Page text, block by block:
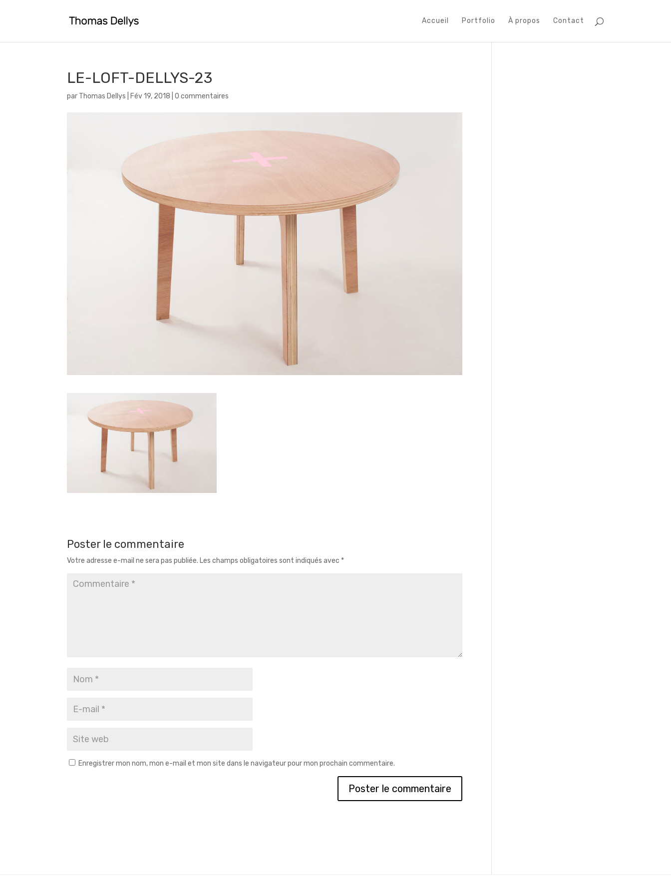
Accueil Portfolio À propos Contact
LE-LOFT-DELLYS-23
par Thomas Dellys Fév 19, 2018 |0 commentaires
Poster le commentaire
Votre adresse e-mail ne sera pas publiée. Les champs obligatoires sont indiqués avec *
Enregistrer mon nom, mon e-mail et mon site dans le navigateur pour mon prochain commentaire.